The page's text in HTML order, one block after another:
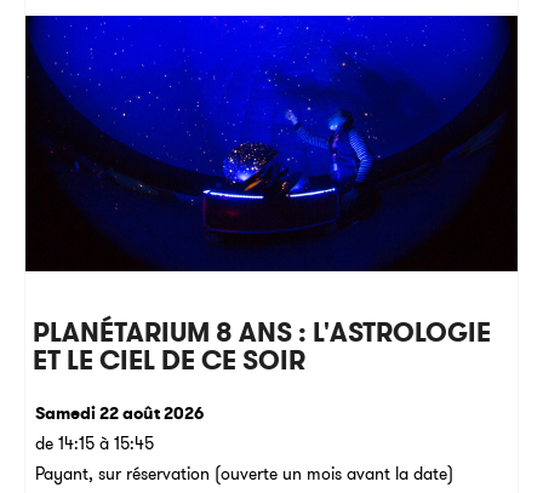
PLANÉTARIUM 8 ANS : L'ASTROLOGIE
ET LE CIEL DE CE SOIR
Samedi 22 août 2026
de 14:15 à 15:45
Payant, sur réservation (ouverte un mois avant la date)